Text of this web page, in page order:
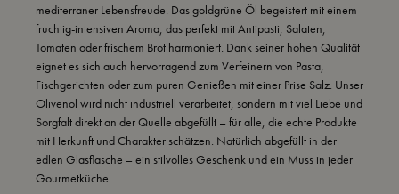
mediterraner Lebensfreude. Das goldgrüne Öl begeistert mit einem
fruchtig-intensiven Aroma, das perfekt mit Antipasti, Salaten,
Tomaten oder frischem Brot harmoniert. Dank seiner hohen Qualität
eignet es sich auch hervorragend zum Verfeinern von Pasta,
Fischgerichten oder zum puren Genießen mit einer Prise Salz. Unser
Olivenöl wird nicht industriell verarbeitet, sondern mit viel Liebe und
Sorgfalt direkt an der Quelle abgefüllt – für alle, die echte Produkte
mit Herkunft und Charakter schätzen. Natürlich abgefüllt in der
edlen Glasflasche – ein stilvolles Geschenk und ein Muss in jeder
Gourmetküche.